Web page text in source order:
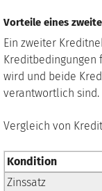
Vorteile eines
Ein zweiter
wird und beide
verantwortlich sind.
Vergleich von
Kondition
Zinssatz